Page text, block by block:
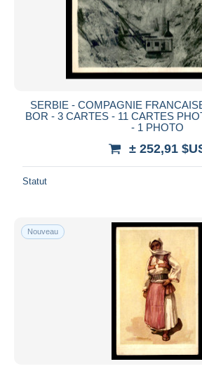
SERBIE - COMPAGNIE
BOR - 3 CARTES - 11 CARTES
- 1 PHOTO
± 252,91
Statut
Nouveau